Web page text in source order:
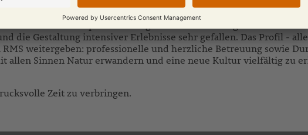
das Gesamtkonzept von Anfang an - bei meinen eigenen Reisen
die Gestaltung intensiver Erlebnisse sehr gefallen. Das Profil -
weitergeben: professionelle und herzliche Betreuung sowie
allen Sinnen Natur erwandern und eine neue Kultur vielfältig zu
Zeit zu verbringen.